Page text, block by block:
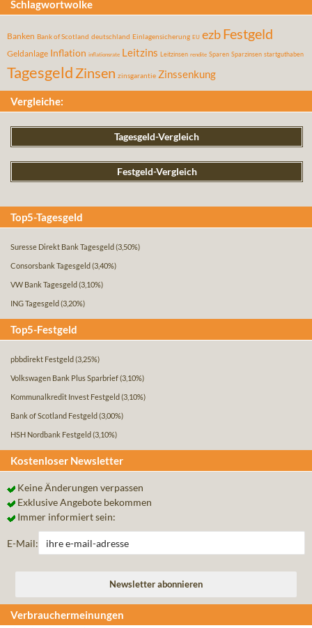
Schlagwortwolke
Banken Bank of Scotland deutschland Einlagensicherung EU ezbFestgeld
Geldanlage Inflation inflationsrate Leitzins Leitzinsen rendite Sparen Sparzinsen startguthaben
Tagesgeld Zinsen zinsgarantie Zinssenkung
Vergleiche:
Tagesgeld-Vergleich
Festgeld-Vergleich
Top5-Tagesgeld
Suresse Direkt Bank Tagesgeld (3,50%)
Consorsbank Tagesgeld (3,40%)
VW Bank Tagesgeld (3,10%)
ING Tagesgeld (3,20%)
Top5-Festgeld
pbbdirekt Festgeld (3,25%)
Volkswagen Bank Plus Sparbrief(3,10%)
Kommunalkredit Invest Festgeld (3,10%)
Bank of Scotland Festgeld (3,00%)
HSH Nordbank Festgeld (3,10%)
Kostenloser Newsletter
Keine Änderungen verpassen
Exklusive Angebote bekommen
Immer informiert sein:
E-Mail:
Verbrauchermeinungen